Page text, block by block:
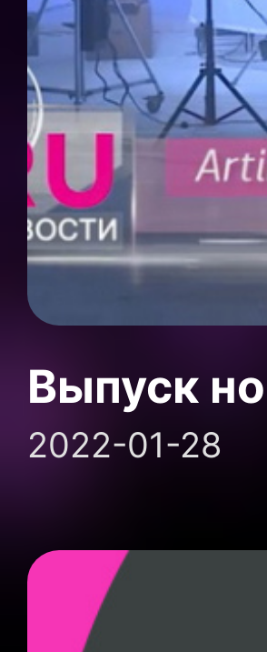
Выпуск
2022-01-28